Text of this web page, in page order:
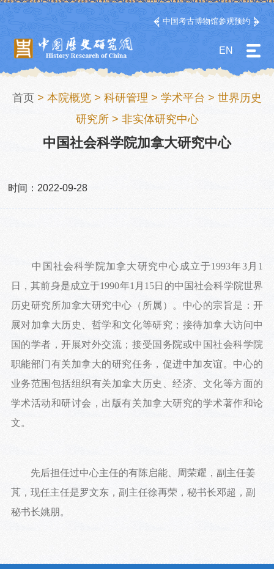
中国考古博物馆参观预约
EN
首页 > 本院概览 > 科研管理 > 学术平台 > 世界历史
研究所> 非实体研究中心
中国社会科学院加拿大研究中心
时间：2022-09-28
中国社会科学院加拿大研究中心成立于1993年3月1
日，其前身是成立于1990年1月15日的中国社会科学院世界
历史研究所加拿大研究中心（所属）。中心的宗旨是：开
展对加拿大历史、哲学和文化等研究；接待加拿大访问中
国的学者，开展对外交流；接受国务院或中国社会科学院
职能部门有关加拿大的研究任务，促进中加友谊。中心的
业务范围包括组织有关加拿大历史、经济、文化等方面的
学术活动和研讨会，出版有关加拿大研究的学术著作和论
文。
先后担任过中心主任的有陈启能、周荣耀，副主任姜
芃，现任主任是罗文东，副主任徐再荣，秘书长邓超，副
秘书长姚朋。